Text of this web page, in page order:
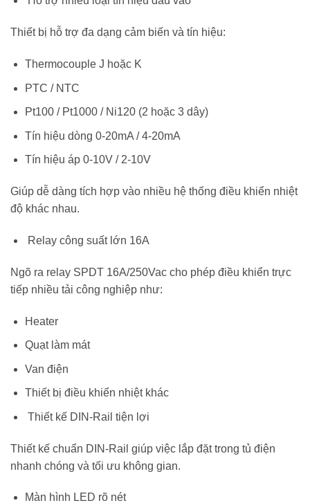
Thiết bị hỗ trợ đa dạng cảm biến và tín hiệu:
Thermocouple J hoặc K
PTC / NTC
Pt100 / Pt1000 / Ni120 (2 hoặc 3 dây)
Tín hiệu dòng 0-20mA / 4-20mA
Tín hiệu áp 0-10V / 2-10V
Giúp dễ dàng tích hợp vào nhiều hệ thống điều khiển nhiệt
độ khác nhau.
Relay công suất lớn 16A
Ngõ ra relay SPDT 16A/250Vac cho phép điều khiển trực
tiếp nhiều tải công nghiệp như:
Heater
Quạt làm mát
Van điện
Thiết bị điều khiển nhiệt khác
Thiết kế DIN-Rail tiện lợi
Thiết kế chuẩn DIN-Rail giúp việc lắp đặt trong tủ điện
nhanh chóng và tối ưu không gian.
Màn hình LED rõ nét